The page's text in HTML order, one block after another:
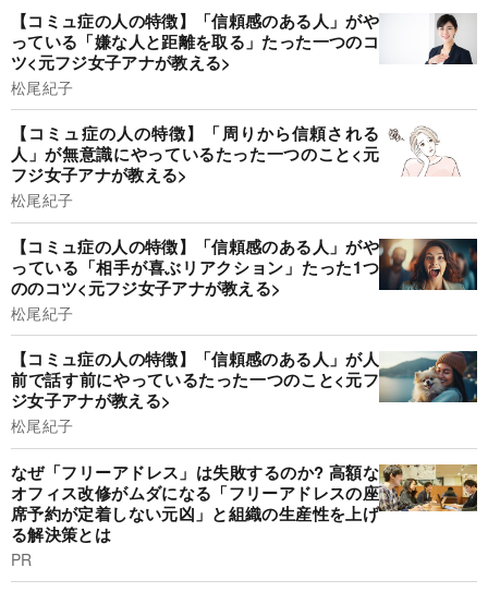
【コミュ症の人の特徴】「信頼感のある人」がや
っている「嫌な人と距離を取る」たった一つのコ
ツ<元フジ女子アナが教える>
松尾紀子
【コミュ症の人の特徴】「周りから信頼される
人」が無意識にやっているたった一つのこと<元
フジ女子アナが教える>
松尾紀子
【コミュ症の人の特徴】「信頼感のある人」がや
っている「相手が喜ぶリアクション」たった1つ
ののコツ<元フジ女子アナが教える>
松尾紀子
【コミュ症の人の特徴】「信頼感のある人」が人
前で話す前にやっているたった一つのこと<元フ
ジ女子アナが教える>
松尾紀子
なぜ「フリーアドレス」は失敗するのか? 高額な
オフィス改修がムダになる「フリーアドレスの座
席予約が定着しない元凶」と組織の生産性を上げ
る解決策とは
PR